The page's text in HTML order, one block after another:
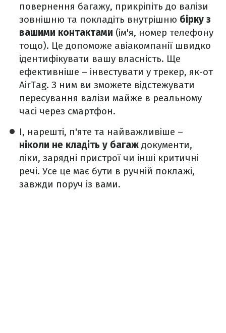
повернення багажу, прикріпіть до валізи
зовнішню та покладіть внутрішню бірку з
вашими контактами (ім'я, номер телефону
тощо). Це допоможе авіакомпанії швидко
ідентифікувати вашу власність. Ще
ефективніше – інвестувати у трекер, як-от
AirTag. З ним ви зможете відстежувати
пересування валізи майже в реальному
часі через смартфон.
І, нарешті, п'яте та найважливіше –
ніколи не кладіть у багаж документи,
ліки, зарядні пристрої чи інші критичні
речі. Усе це має бути в ручній поклажі,
завжди поруч із вами.